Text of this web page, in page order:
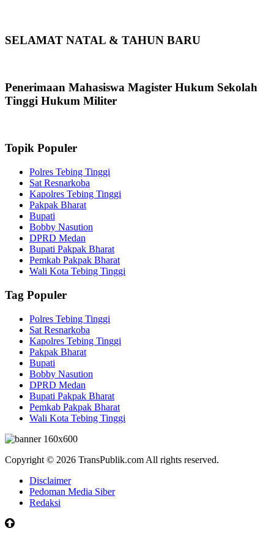
SELAMAT NATAL & TAHUN BARU
Penerimaan Mahasiswa Magister Hukum Sekolah
Tinggi Hukum Militer
Topik Populer
Polres Tebing Tinggi
Sat Resnarkoba
Kapolres Tebing Tinggi
Pakpak Bharat
Bupati
Bobby Nasution
DPRD Medan
Bupati Pakpak Bharat
Pemkab Pakpak Bharat
Wali Kota Tebing Tinggi
Tag Populer
Polres Tebing Tinggi
Sat Resnarkoba
Kapolres Tebing Tinggi
Pakpak Bharat
Bupati
Bobby Nasution
DPRD Medan
Bupati Pakpak Bharat
Pemkab Pakpak Bharat
Wali Kota Tebing Tinggi
Copyright © 2026 TransPublik.com All rights reserved.
Disclaimer
Pedoman Media Siber
Redaksi